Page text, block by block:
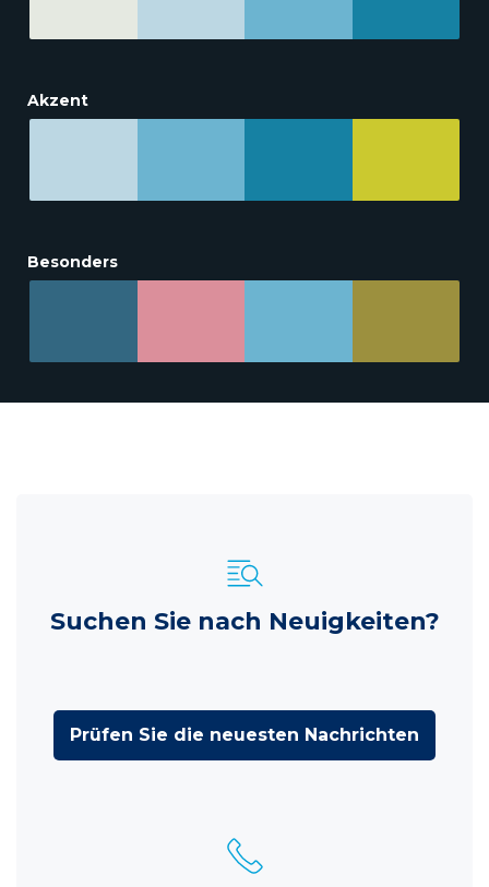
Akzent
Besonders
Suchen Sie nach Neuigkeiten?
Prüfen Sie die neuesten Nachrichten